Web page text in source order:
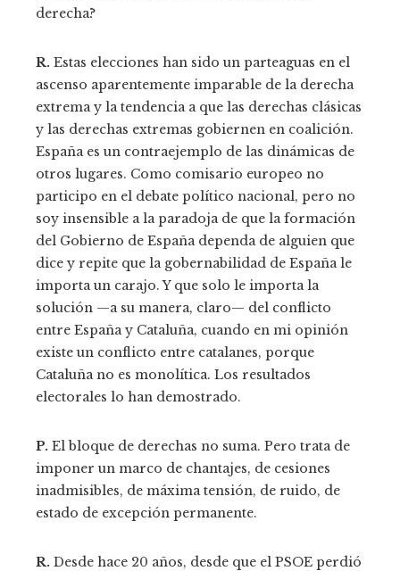
derecha?
R. Estas elecciones han sido un parteaguas en el
ascenso aparentemente imparable de la derecha
extrema y la tendencia a que las derechas clásicas
y las derechas extremas gobiernen en coalición.
España es un contraejemplo de las dinámicas de
otros lugares. Como comisario europeo no
participo en el debate político nacional, pero no
soy insensible a la paradoja de que la formación
del Gobierno de España dependa de alguien que
dice y repite que la gobernabilidad de España le
importa un carajo. Y que solo le importa la
solución —a su manera, claro— del conflicto
entre España y Cataluña, cuando en mi opinión
existe un conflicto entre catalanes, porque
Cataluña no es monolítica. Los resultados
electorales lo han demostrado.
P. El bloque de derechas no suma. Pero trata de
imponer un marco de chantajes, de cesiones
inadmisibles, de máxima tensión, de ruido, de
estado de excepción permanente.
R. Desde hace 20 años, desde que el PSOE perdió